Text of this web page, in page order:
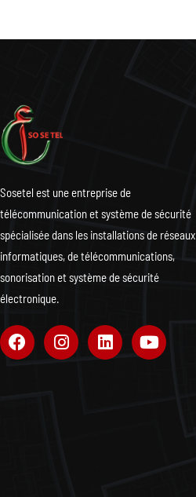
Sosetel est une entreprise de
télécommunication et système de sécurité
spécialisée dans les installations de réseaux
informatiques, de télécommunications,
sonorisation et système de sécurité
électronique.